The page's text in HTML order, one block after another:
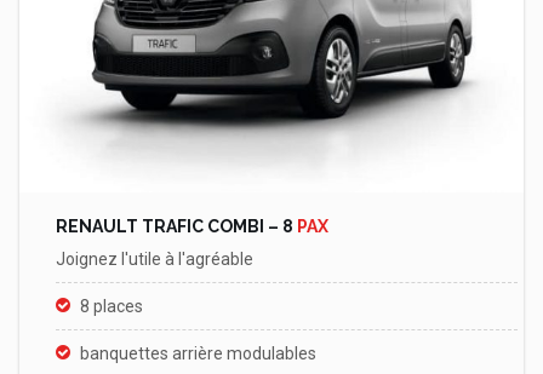
RENAULT TRAFIC COMBI – 8 PAX
Joignez l'utile à l'agréable
8 places
banquettes arrière modulables